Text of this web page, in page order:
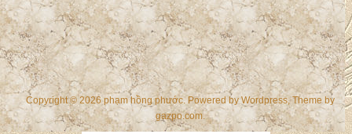
Copyright © 2026 phạm hồng phước. Powered byWordpress, Theme by
gazpo.com.